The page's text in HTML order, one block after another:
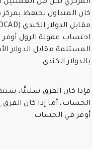
المركزي لكل من العملتين
كان المتداول يحتفظ بمركز
احتساب عمولة الرول أوفر
المستلمة مقابل الدولار
بالدولار الكندي.
فإذا كان الفرق سلبيًّا،
الحساب، أما إذا كان الفرق
أوفر في الحساب.